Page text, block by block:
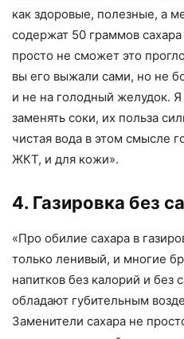
как здоровые, полезные, а
содержат 50 граммов
просто не сможет это
вы его выжали сами, но не
и не на голодный желудок.
заменять соки, их польза
чистая вода в этом смысле
ЖКТ, и для кожи».
4. Газировка без
«Про обилие сахара в
только ленивый, и многие
напитков без калорий и без
обладают губительным
Заменители сахара не